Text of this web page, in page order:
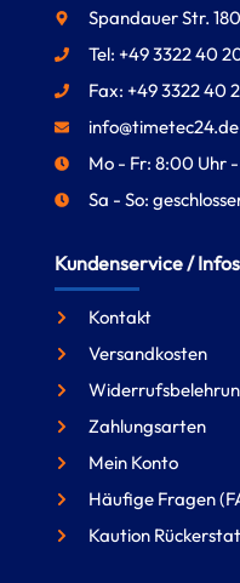
Spandauer Str.
Tel: +49 3322 40
Fax: +49 3322 40
info@timetec24.de
Mo - Fr: 8:00 Uhr
Sa - So:
Kundenservice / Infos
Kontakt
Versandkosten
Zahlungsarten
Mein Konto
Häufige Fragen
Kaution